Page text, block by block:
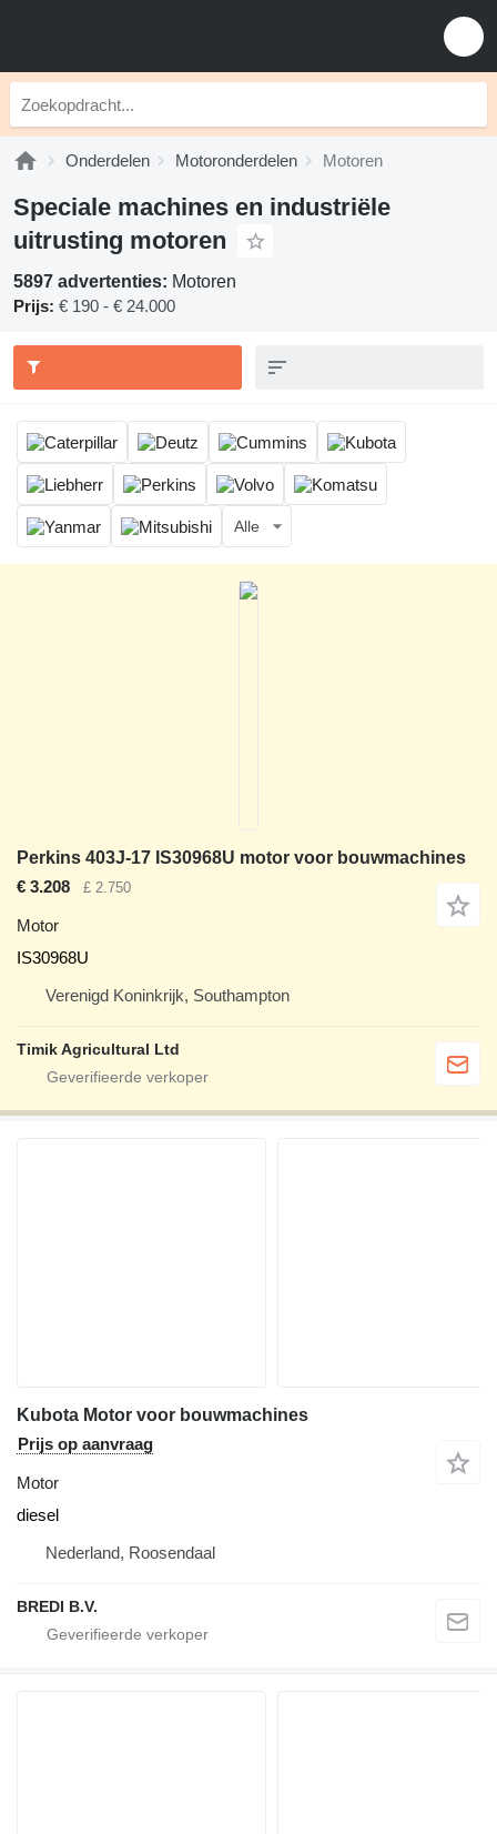
Onderdelen Motoronderdelen Motoren
Speciale machines en industriële
uitrusting motoren
5897 advertenties: Motoren
Prijs: € 190 - € 24.000
Alle
Perkins 403J-17 IS30968U motor voor bouwmachines
€ 3.208
£ 2.750
Motor
IS30968U
Verenigd Koninkrijk, Southampton
Timik Agricultural Ltd
Kubota Motor voor bouwmachines
Prijs op aanvraag
Motor
diesel
Nederland, Roosendaal
BREDI B.V.